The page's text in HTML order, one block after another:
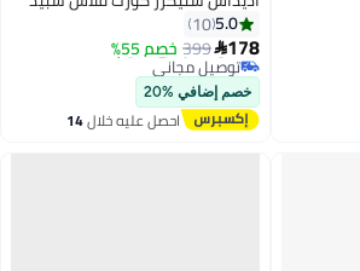
5.0
10
178
399 خصم 55%
أقل سعر في 7 يوم
توصيل مجاني
أقل سعر في 7 يوم
خصم إضافي %20
احصل عليه خلال14
اغسطس